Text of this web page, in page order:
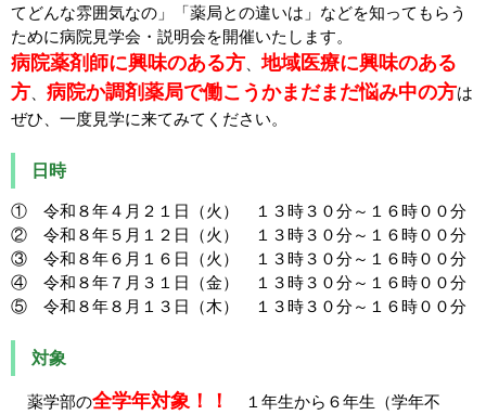
てどんな雰囲気なの」「薬局との違いは」などを知ってもらう
ために病院見学会・説明会を開催いたします。
病院薬剤師に興味のある方 、地域医療に興味のある
方
病院か調剤薬局で働こうかまだまだ悩み中の方は
ぜひ、一度見学に来てみてください。
日時
① 令和８年４月２１日（火） １３時３０分～１６時００分
② 令和８年５月１２日（火） １３時３０分～１６時００分
③ 令和８年６月１６日（火） １３時３０分～１６時００分
④ 令和８年７月３１日（金） １３時３０分～１６時００分
⑤ 令和８年８月１３日（木） １３時３０分～１６時００分
対象
薬学部の全学年対象！！
１年生から６年生（学年不